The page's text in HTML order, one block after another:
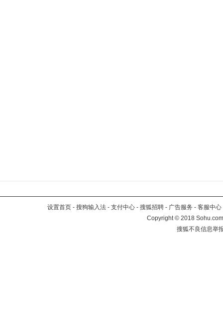
设置首页 - 搜狗输入法 - 支付中心 - 搜狐招聘 - 广告服务 - 客服中心
Copyright©2018
搜狐不良信息举